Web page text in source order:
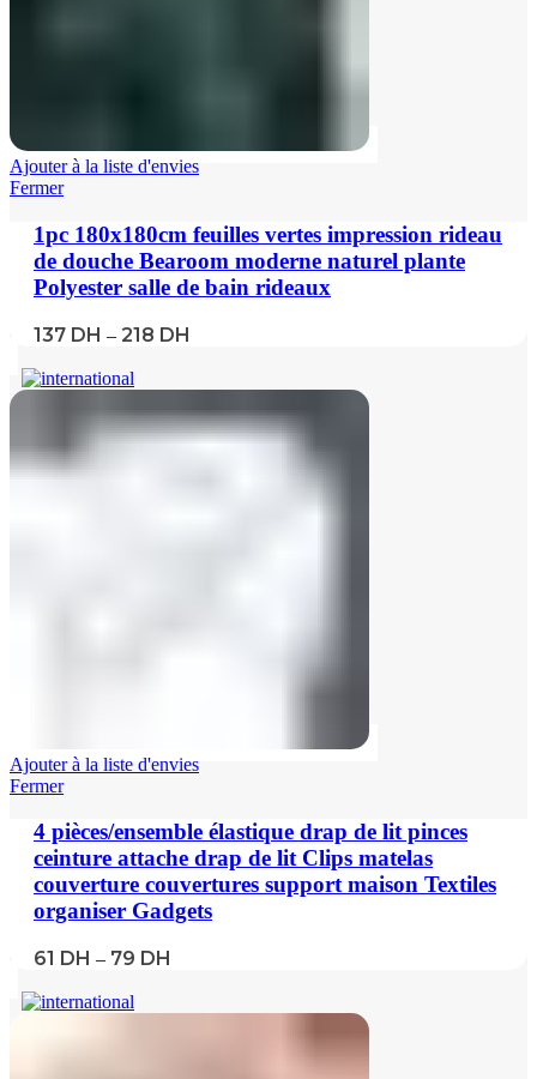
Ajouter à la liste d'envies
Fermer
1pc 180x180cm feuilles vertes impression rideau
de douche Bearoom moderne naturel plante
Polyester salle de bain rideaux
137 DH – 218 DH
Ajouter à la liste d'envies
Fermer
4 pièces/ensemble élastique drap de lit pinces
ceinture attache drap de lit Clips matelas
couverture couvertures support maison Textiles
organiser Gadgets
61 DH – 79 DH